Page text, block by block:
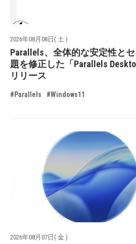
2026年08月08日( 土 )
Parallels、全体的な安定性と
題を修正した「Parallels
リリース
#Parallels #Windows11
2026年08月07日( 金 )